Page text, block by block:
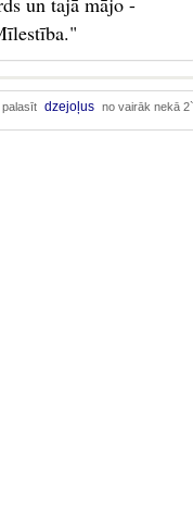
palasīt dzejoļus no vairāk nekā